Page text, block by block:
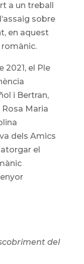
a un treball
sobre
en aquest
2021, el Ple
i Bertran,
Rosa Maria
dels Amics
el
del